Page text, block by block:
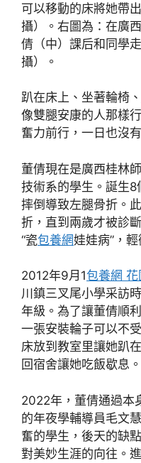
可以移動的床將她帶
攝）。右圖為：在廣
倩（中）課后和同學
攝）。
趴在床上、坐著輪椅
像雙腿安康的人那樣
奮力前行，一日也沒
董倩現在是廣西桂林
技術系的學生。誕生8
摔倒導致左腿骨折。
折，直到兩歲才被診
“瓷包養網娃娃病”，
2012年9月1包養網 花
川鎮三叉尾小學采訪
年級。為了讓董倩順
一張安裝輪子可以不
床放到教室里讓她趴
回宿舍讓她吃飯歇息。
2022年，董倩通過本
的年夜學輔導員毛文
奮的學生，後天的缺
對美妙生涯的向往。